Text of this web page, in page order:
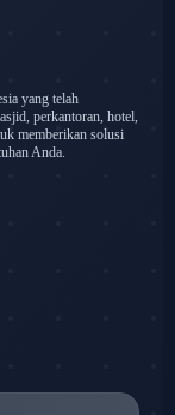
yang telah
perkantoran, hotel,
memberikan solusi
Anda.